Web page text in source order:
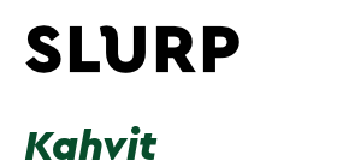
Kahvit